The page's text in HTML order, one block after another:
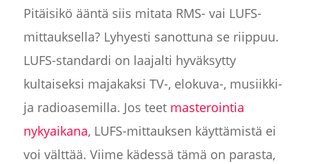
Pitäisikö ääntä siis mitata RMS- vai LUFS-
mittauksella? Lyhyesti sanottuna se riippuu.
LUFS-standardi on laajalti hyväksytty
kultaiseksi majakaksi TV-, elokuva-, musiikki-
ja radioasemilla. Jos teet masterointia
nykyaikana, LUFS-mittauksen käyttämistä ei
voi välttää. Viime kädessä tämä on parasta,